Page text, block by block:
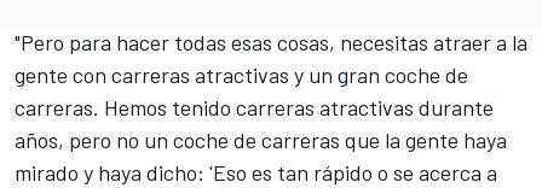
"Pero para hacer todas esas cosas, necesitas atraer a la
gente con carreras atractivas y un gran coche de
carreras. Hemos tenido carreras atractivas durante
años, pero no un coche de carreras que la gente haya
mirado y haya dicho: 'Eso es tan rápido o se acerca a